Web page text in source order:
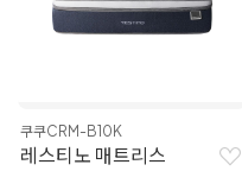
쿠쿠CRM-B10K
레스티노 매트리스